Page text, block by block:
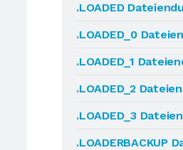
.LOADED
.LOADED_0
.LOADED_1
.LOADED_2
.LOADED_3
.LOADERBACKUP